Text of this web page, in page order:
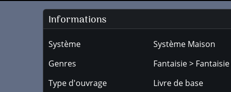
Informations
Système
Système Maison
Genres
Fantaisie >
Type d'ouvrage
Livre de base